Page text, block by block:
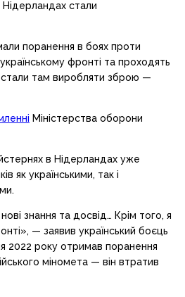
поранення в боях проти
фронті та проходять
стали там виробляти зброю —
Міністерства оборони
в Нідерландах уже
як українськими, так і
знання та досвід… Крім того, я
— заявив український боєць
2022 року отримав поранення
міномета — він втратив